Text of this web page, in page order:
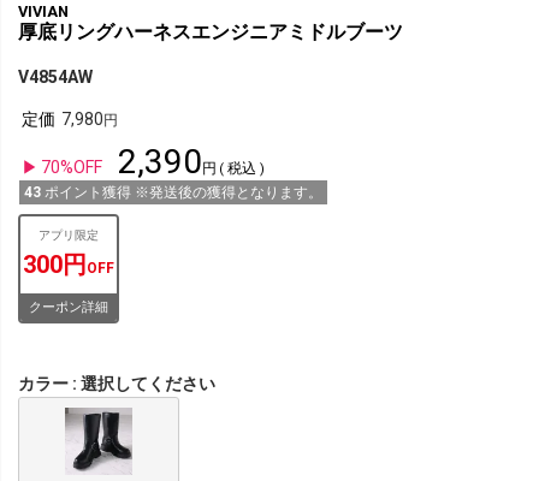
VIVIAN
厚底リングハーネスエンジニアミドルブーツ
V4854AW
定価 7,980
70%OFF 2,390
税込
43 ポイント獲得 ※発送後の獲得となります。
アプリ限定
300円 OFF
クーポン詳細
カラー 選択してください